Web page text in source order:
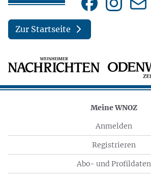
Zur Startseite
Meine WNOZ
Anmelden
Registrieren
Abo- und Profildaten